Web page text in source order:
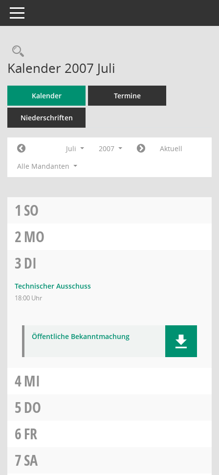
Toggle navigation
Rechercheauswahl
Kalender 2007 Juli
Kalender Termine
Niederschriften
Juli 2007
Aktuell
Alle Mandanten
1 SO
2MO
3DI
Technischer Ausschuss
18:00 Uhr
Öffentliche Bekanntmachung
4MI
5DO
6FR
7SA